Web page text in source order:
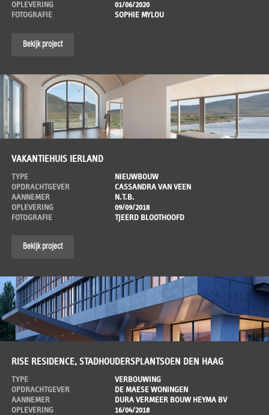
OPLEVERING
01/06/2020
FOTOGRAFIE
SOPHIE MYLOU
Bekijk project
VAKANTIEHUIS IERLAND
TYPE
NIEUWBOUW
OPDRACHTGEVER
CASSANDRA VAN VEEN
AANNEMER
N.T.B.
OPLEVERING
09/09/2018
FOTOGRAFIE
TJEERD BLOOTHOOFD
Bekijk project
RISE RESIDENCE, STADHOUDERSPLANTSOEN DEN HAAG
TYPE
VERBOUWING
OPDRACHTGEVER
DE MAESE WONINGEN
AANNEMER
DURA VERMEER BOUW HEYMA BV
OPLEVERING
16/04/2018